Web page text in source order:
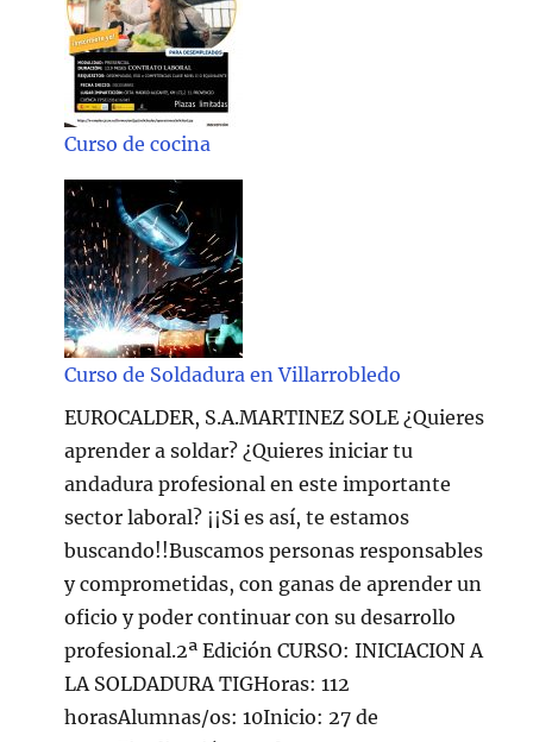
Curso de cocina
Curso de Soldadura en Villarrobledo
EUROCALDER, S.A.MARTINEZ SOLE ¿Quieres
aprender a soldar? ¿Quieres iniciar tu
andadura profesional en este importante
sector laboral? ¡¡Si es así, te estamos
buscando!!Buscamos personas responsables
y comprometidas, con ganas de aprender un
oficio y poder continuar con su desarrollo
profesional.2ª Edición CURSO: INICIACION A
LA SOLDADURA TIGHoras: 112
horasAlumnas/os: 10Inicio: 27 de